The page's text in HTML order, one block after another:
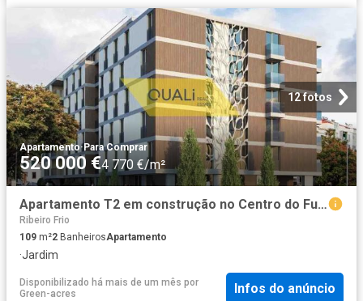
12 fotos
Apartamento· Para Comprar
520 000 €4 770 €/m²
Apartamento T2 em construção no Centro do Funchal 520.000. 109m² Santa Luzia Funchal
Ribeiro Frio
109 m²2 BanheirosApartamento
·Jardim
Disponibilizado há mais de um mês por
Green-acres
Infos do anúncio